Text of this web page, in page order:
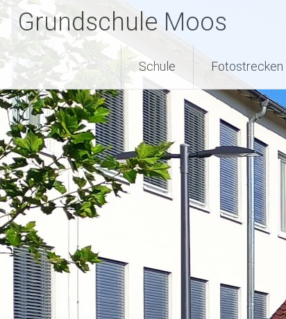
Zum
Inhalt
springen
Grundschule Moos
Schule Fotostrecken